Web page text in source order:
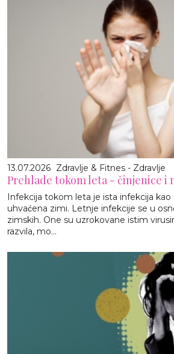
13.07.2026 Zdravlje & Fitnes - Zdravlje
Prehlade tokom leta - činjenice i
Infekcija tokom leta je ista infekcija kao
uhvaćena zimi. Letnje infekcije se u
zimskih. One su uzrokovane istim
razvila, mo...